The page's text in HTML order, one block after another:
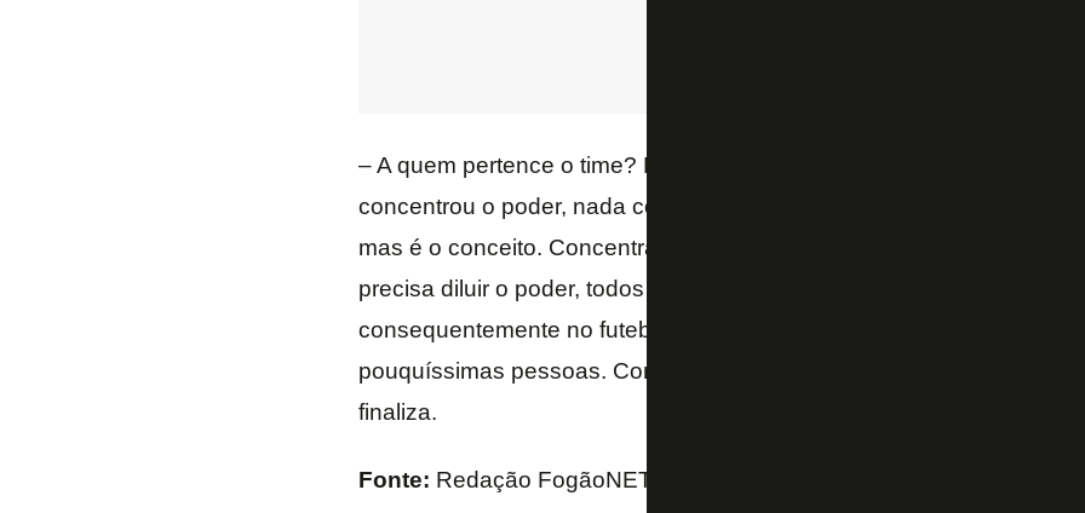
– A quem pertence o time? Não é a uma pessoa, é à torcida, então
concentrou o poder, nada contra o Ronaldo, eu sou corintiana, ele é
mas é o conceito. Concentrar o poder não é o que a gente precisa
precisa diluir o poder, todos os problemas que a gente está vendo no
consequentemente no futebol, é porque o poder está concentrado
pouquíssimas pessoas. Como é que a gente vai repetir isso no
finaliza.
Fonte: Redação FogãoNET e UOL